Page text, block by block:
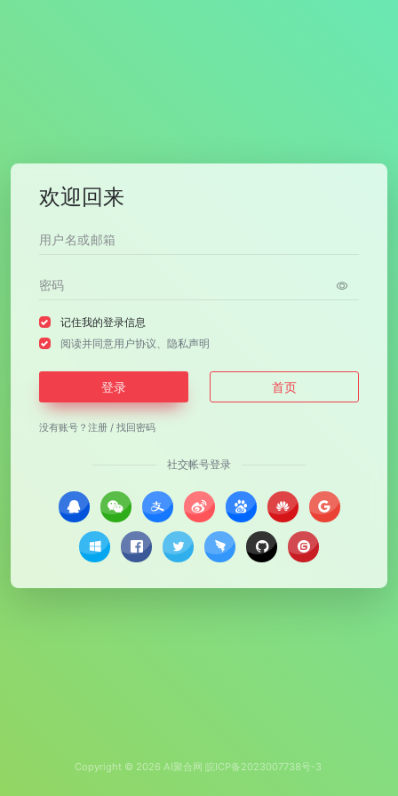
欢迎回来
记住我的登录信息
阅读并同意用户协议、 隐私声明
登录 首页
没有账号？ 注册 / 找回密码
社交帐号登录
Copyright © 2026 AI聚合网 皖ICP备2023007738号-3